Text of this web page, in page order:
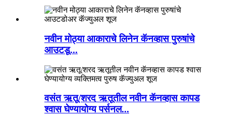
नवीन मोठ्या आकाराचे लिनेन कॅनव्हास पुरुषांचे
आउटडू...
वसंत ऋतू/शरद ऋतूतील नवीन कॅनव्हास कापड
श्वास घेण्यायोग्य पर्सनल...